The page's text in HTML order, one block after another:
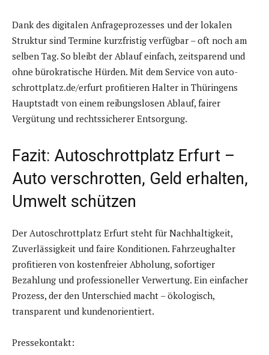
Dank des digitalen Anfrageprozesses und der lokalen
Struktur sind Termine kurzfristig verfügbar – oft noch am
selben Tag. So bleibt der Ablauf einfach, zeitsparend und
ohne bürokratische Hürden. Mit dem Service von auto-
schrottplatz.de/erfurt profitieren Halter in Thüringens
Hauptstadt von einem reibungslosen Ablauf, fairer
Vergütung und rechtssicherer Entsorgung.
Fazit: Autoschrottplatz Erfurt –
Auto verschrotten, Geld erhalten,
Umwelt schützen
Der Autoschrottplatz Erfurt steht für Nachhaltigkeit,
Zuverlässigkeit und faire Konditionen. Fahrzeughalter
profitieren von kostenfreier Abholung, sofortiger
Bezahlung und professioneller Verwertung. Ein einfacher
Prozess, der den Unterschied macht – ökologisch,
transparent und kundenorientiert.
Pressekontakt: